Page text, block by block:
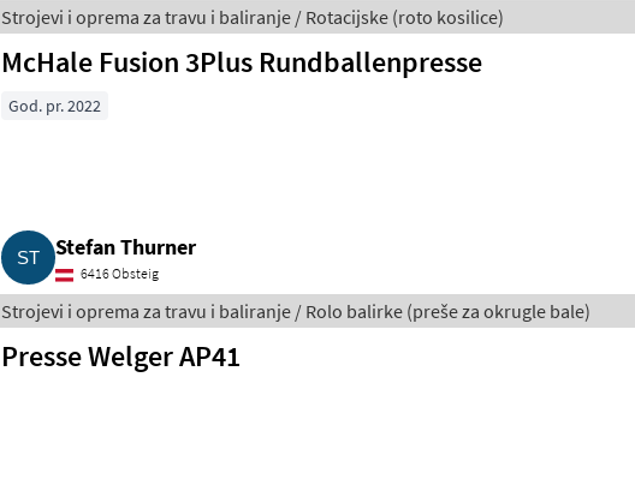
Strojevi i oprema za travu i baliranje / Rotacijske (roto kosilice)
McHale Fusion 3Plus Rundballenpresse
God. pr. 2022
Stefan Thurner
6416 Obsteig
Strojevi i oprema za travu i baliranje / Rolo balirke (preše za okrugle bale)
Presse Welger AP41